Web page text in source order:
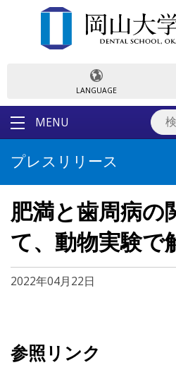
LANGUAGE
MENU
プレスリリース
肥満と歯周病の
て、動物実験で
2022年04月22日
参照リンク